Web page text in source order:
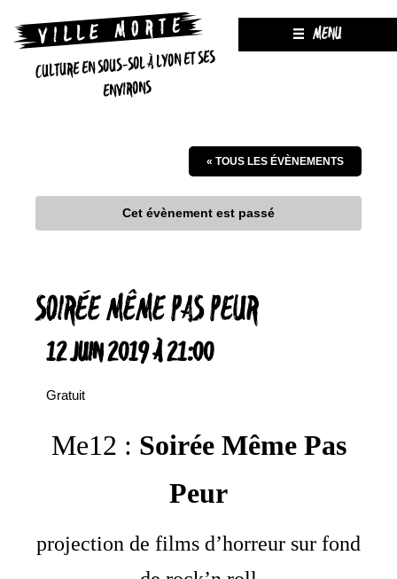
CULTURE EN SOUS-SOL À LYON ET SES
ENVIRONS
MENU
« TOUS LES ÉVÈNEMENTS
Cet évènement est passé
SOIRÉE MÊME PAS PEUR
12 JUIN 2019 À 21:00
Gratuit
Me12 : Soirée Même Pas
Peur
projection de films d’horreur sur fond